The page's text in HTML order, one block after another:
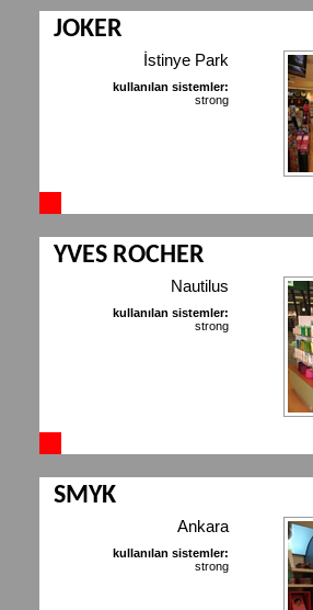
JOKER
İstinye Park
kullanılan sistemler:
strong
YVES ROCHER
Nautilus
kullanılan sistemler:
strong
SMYK
Ankara
kullanılan sistemler:
strong